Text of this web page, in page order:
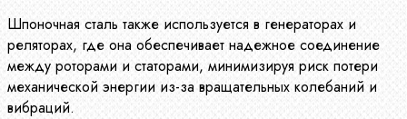
Шпоночная сталь также используется в генераторах и
реляторах, где она обеспечивает надежное соединение
между роторами и статорами, минимизируя риск потери
механической энергии из-за вращательных колебаний и
вибраций.